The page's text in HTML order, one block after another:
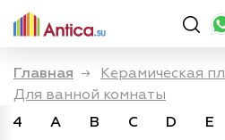
Главная → Керамическая
Для ванной комнаты
4
A B C D E